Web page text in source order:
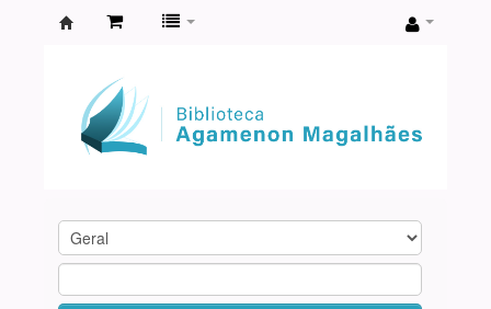
Agamenon
Magalhães